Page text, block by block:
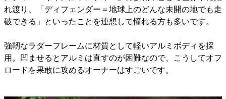
れ渡り、「ディフェンダー＝地球上のどんな未開の地でも走
破できる」といったことを連想して憧れる方も多いです。
強靭なラダーフレームに材質として軽いアルミボディを採
用。凹ませるとアルミは直すのが困難なので、こうしてオフ
ロードを果敢に攻めるオーナーはすごいです。